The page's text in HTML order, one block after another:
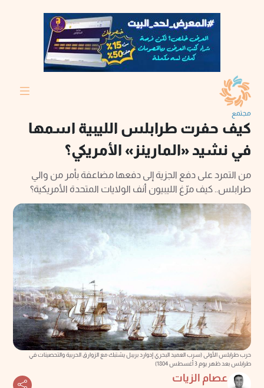
مجتمع
كيف حفرت طرابلس الليبية اسمها
في نشيد «المارينز» الأمريكي؟
من التمرد على دفع الجزية إلى دفعها مضاعفة بأمر من والي
طرابلس.. كيف مرّغ الليبيون أنف الولايات المتحدة الأمريكية؟
حرب طرابلس الأولى (سرب العميد البحري إدوارد بريبل يشتبك مع الزوارق الحربية والتحصينات في
طرابلس بعد ظهر يوم 3 أغسطس 1804)
عصام الزيات